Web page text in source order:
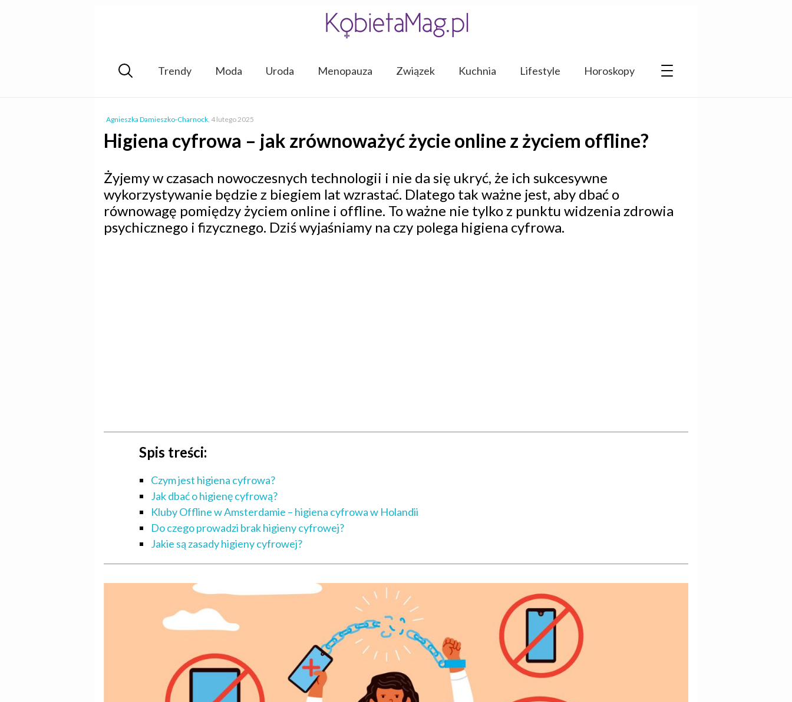
Trendy Moda Uroda Menopauza Związek Kuchnia Lifestyle Horoskopy
Agnieszka Damieszko-Charnock, 4 lutego 2025
Higiena cyfrowa – jak zrównoważyć życie online z życiem offline?
Żyjemy w czasach nowoczesnych technologii i nie da się ukryć, że ich sukcesywne
wykorzystywanie będzie z biegiem lat wzrastać. Dlatego tak ważne jest, aby dbać o
równowagę pomiędzy życiem online i offline. To ważne nie tylko z punktu widzenia zdrowia
psychicznego i fizycznego. Dziś wyjaśniamy na czy polega higiena cyfrowa.
Spis treści:
Czym jest higiena cyfrowa?
Jak dbać o higienę cyfrową?
Kluby Offline w Amsterdamie – higiena cyfrowa w Holandii
Do czego prowadzi brak higieny cyfrowej?
Jakie są zasady higieny cyfrowej?